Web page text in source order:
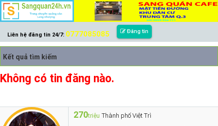
Liên hệ đăng tin 24/7: 0777085085 Đăng tin
Kết quả tìm kiếm
Không có tin đăng nào.
270triệu Thành phố Việt Trì